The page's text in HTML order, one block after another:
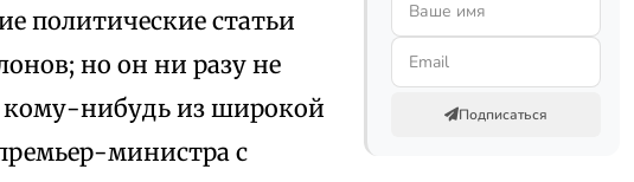
политические статьи
но он ни разу не
кому-нибудь из широкой
министра с
Подписаться